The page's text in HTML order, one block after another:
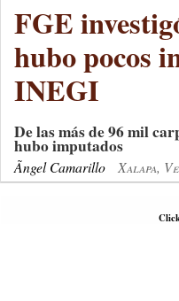
FGE
hubo pocos
INEGI
De las más de 96 mil
hubo imputados
Ãngel Camarillo Xalapa,